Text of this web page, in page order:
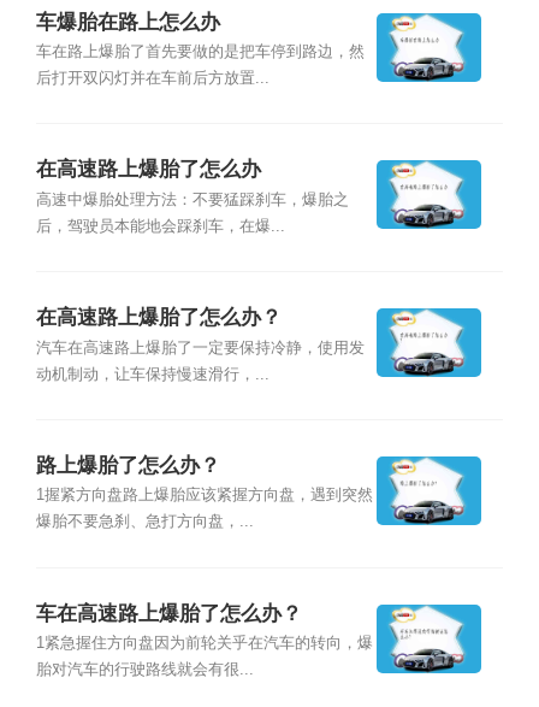
车爆胎在路上怎么办
车在路上爆胎了首先要做的是把车停到路边，然
后打开双闪灯并在车前后方放置...
在高速路上爆胎了怎么办
高速中爆胎处理方法：不要猛踩刹车，爆胎之
后，驾驶员本能地会踩刹车，在爆...
在高速路上爆胎了怎么办？
汽车在高速路上爆胎了一定要保持冷静，使用发
动机制动，让车保持慢速滑行，...
路上爆胎了怎么办？
1握紧方向盘路上爆胎应该紧握方向盘，遇到突然
爆胎不要急刹、急打方向盘，...
车在高速路上爆胎了怎么办？
1紧急握住方向盘因为前轮关乎在汽车的转向，爆
胎对汽车的行驶路线就会有很...